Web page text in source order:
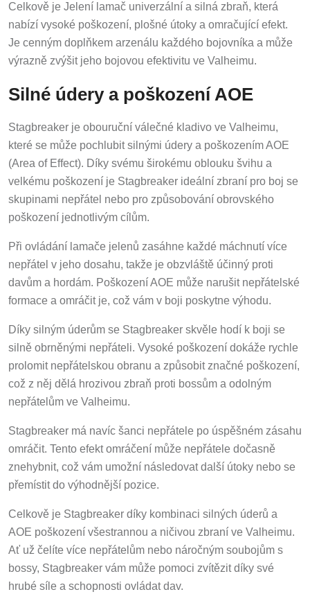
Celkově je Jelení lamač univerzální a silná zbraň, která
nabízí vysoké poškození, plošné útoky a omračující efekt.
Je cenným doplňkem arzenálu každého bojovníka a může
výrazně zvýšit jeho bojovou efektivitu ve Valheimu.
Silné údery a poškození AOE
Stagbreaker je obouruční válečné kladivo ve Valheimu,
které se může pochlubit silnými údery a poškozením AOE
(Area of Effect). Díky svému širokému oblouku švihu a
velkému poškození je Stagbreaker ideální zbraní pro boj se
skupinami nepřátel nebo pro způsobování obrovského
poškození jednotlivým cílům.
Při ovládání lamače jelenů zasáhne každé máchnutí více
nepřátel v jeho dosahu, takže je obzvláště účinný proti
davům a hordám. Poškození AOE může narušit nepřátelské
formace a omráčit je, což vám v boji poskytne výhodu.
Díky silným úderům se Stagbreaker skvěle hodí k boji se
silně obrněnými nepřáteli. Vysoké poškození dokáže rychle
prolomit nepřátelskou obranu a způsobit značné poškození,
což z něj dělá hrozivou zbraň proti bossům a odolným
nepřátelům ve Valheimu.
Stagbreaker má navíc šanci nepřátele po úspěšném zásahu
omráčit. Tento efekt omráčení může nepřátele dočasně
znehybnit, což vám umožní následovat další útoky nebo se
přemístit do výhodnější pozice.
Celkově je Stagbreaker díky kombinaci silných úderů a
AOE poškození všestrannou a ničivou zbraní ve Valheimu.
Ať už čelíte více nepřátelům nebo náročným soubojům s
bossy, Stagbreaker vám může pomoci zvítězit díky své
hrubé síle a schopnosti ovládat dav.